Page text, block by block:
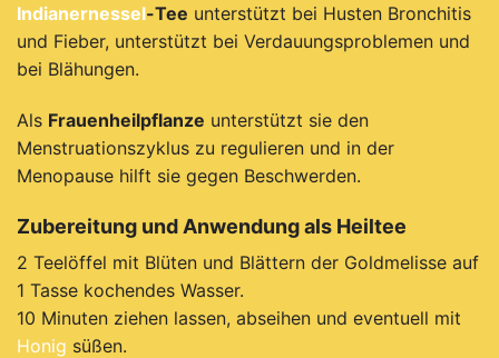
Indianernessel-Tee unterstützt bei Husten Bronchitis
und Fieber, unterstützt bei Verdauungsproblemen und
bei Blähungen.
Als Frauenheilpflanze unterstützt sie den
Menstruationszyklus zu regulieren und in der
Menopause hilft sie gegen Beschwerden.
Zubereitung und Anwendung als Heiltee
2 Teelöffel mit Blüten und Blättern der Goldmelisse auf
1 Tasse kochendes Wasser.
10 Minuten ziehen lassen, abseihen und eventuell mit
Honig süßen.